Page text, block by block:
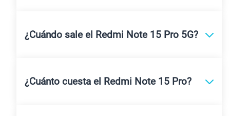
¿Cuándo sale el Redmi Note 15 Pro 5G?
¿Cuánto cuesta el Redmi Note 15 Pro?